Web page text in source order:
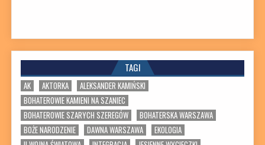
TAGI
AK AKTORKA
ALEKSANDER KAMIŃSKI
BOHATEROWIE KAMIENI NA SZANIEC
BOHATEROWIE SZARYCH SZEREGÓW
BOHATERSKA WARSZAWA
BOŻE NARODZENIE
DAWNA WARSZAWA
EKOLOGIA